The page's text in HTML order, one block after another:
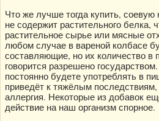
Что же лучше тогда купить, соевую
не содержит растительного белка,
растительное сырье или мясные
любом случае в вареной колбасе
составляющие, но их количество в
говорится разрешено
постоянно будете употреблять в
приведёт к тяжёлым
аллергия. Некоторые из добавок
действие на наш организм спорное.